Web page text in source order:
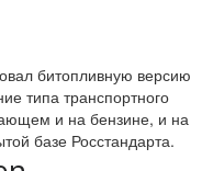
битопливную версию
типа транспортного
и на бензине, и на
базе Росстандарта.